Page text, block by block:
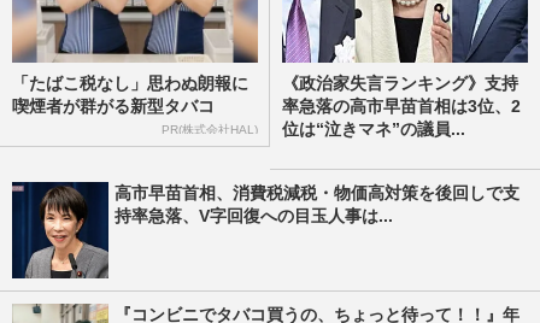
「たばこ税なし」思わぬ朗報に
喫煙者が群がる新型タバコ
PR(株式会社HAL)
《政治家失言ランキング》支持
率急落の高市早苗首相は3位、2
位は“泣きマネ”の議員...
高市早苗首相、消費税減税・物価高対策を後回しで支
持率急落、V字回復への目玉人事は...
『コンビニでタバコ買うの、ちょっと待って！！』年